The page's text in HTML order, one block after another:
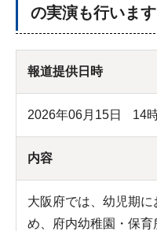
の実演も行います
報道提供日時
2026年06月15日 14
内容
大阪府では、幼児期
め、府内幼稚園・保